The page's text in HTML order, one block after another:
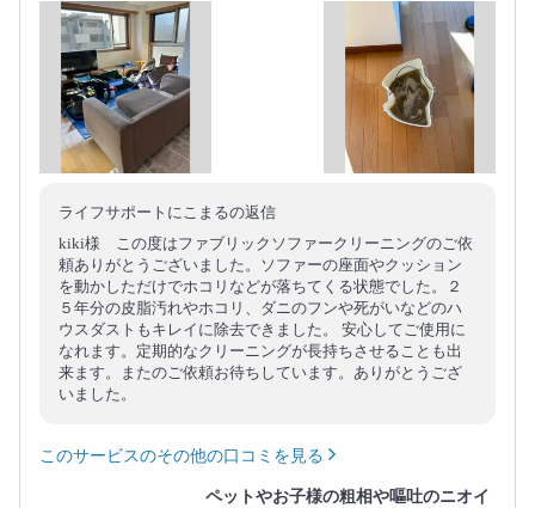
ライフサポートにこまるの返信
kiki様 この度はファブリックソファークリーニングのご依
頼ありがとうございました。ソファーの座面やクッション
を動かしただけでホコリなどが落ちてくる状態でした。２
５年分の皮脂汚れやホコリ、ダニのフンや死がいなどのハ
ウスダストもキレイに除去できました。 安心してご使用に
なれます。定期的なクリーニングが長持ちさせることも出
来ます。またのご依頼お待ちしています。ありがとうござ
いました。
このサービスのその他の口コミを見る
ペットやお子様の粗相や嘔吐のニオイ